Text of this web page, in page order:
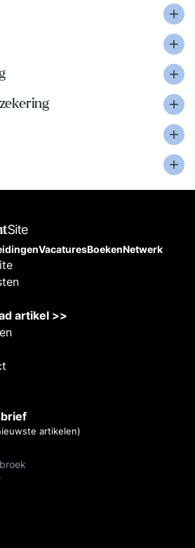
VacaturesBoekenNetwerk
artikel >>
artikelen)